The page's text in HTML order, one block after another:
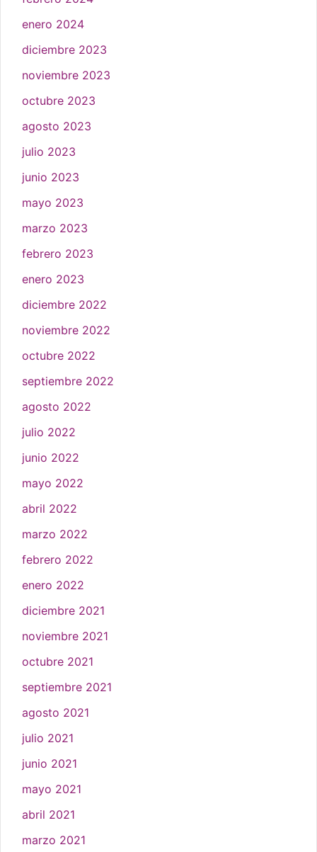
enero 2024
diciembre 2023
noviembre 2023
octubre 2023
agosto 2023
julio 2023
junio 2023
mayo 2023
marzo 2023
febrero 2023
enero 2023
diciembre 2022
noviembre 2022
octubre 2022
septiembre 2022
agosto 2022
julio 2022
junio 2022
mayo 2022
abril 2022
marzo 2022
febrero 2022
enero 2022
diciembre 2021
noviembre 2021
octubre 2021
septiembre 2021
agosto 2021
julio 2021
junio 2021
mayo 2021
abril 2021
marzo 2021